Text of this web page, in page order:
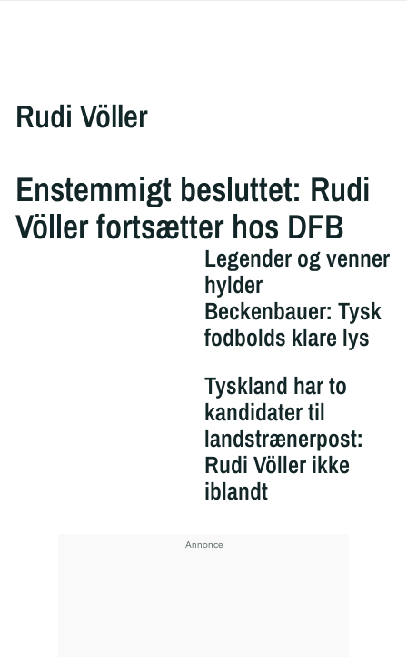
Rudi Völler
Enstemmigt besluttet: Rudi
Völler fortsætter hos DFB
Legender og venner
hylder
Beckenbauer: Tysk
fodbolds klare lys
Tyskland har to
kandidater til
landstrænerpost:
Rudi Völler ikke
iblandt